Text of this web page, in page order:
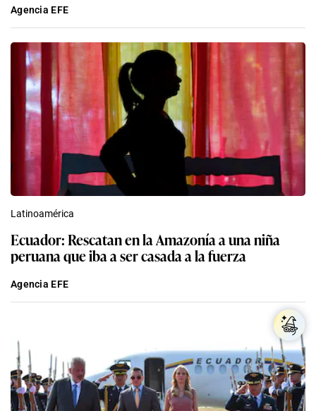
Agencia EFE
Latinoamérica
Ecuador: Rescatan en la Amazonía a una niña
peruana que iba a ser casada a la fuerza
Agencia EFE